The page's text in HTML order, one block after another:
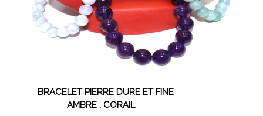
BRACELET PIERRE DURE ET FINE
AMBRE , CORAIL